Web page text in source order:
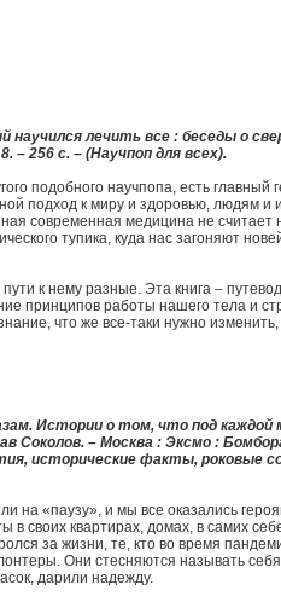
научился лечить все : беседы о
– 256 с. – (Научпоп для всех).
подобного научпопа, есть главный
подход к миру и здоровью, людям и
современная медицина не
тупика, куда нас загоняют
пути к нему разные. Эта книга –
принципов работы нашего тела и
что же все-таки нужно
Истории о том, что под каждой
Соколов. – Москва : Эксмо :
исторические факты, роковые
на «паузу», и мы все оказались
своих квартирах, домах, в самих
за жизни, те, кто во время
Они стесняются называть себя
дарили надежду.